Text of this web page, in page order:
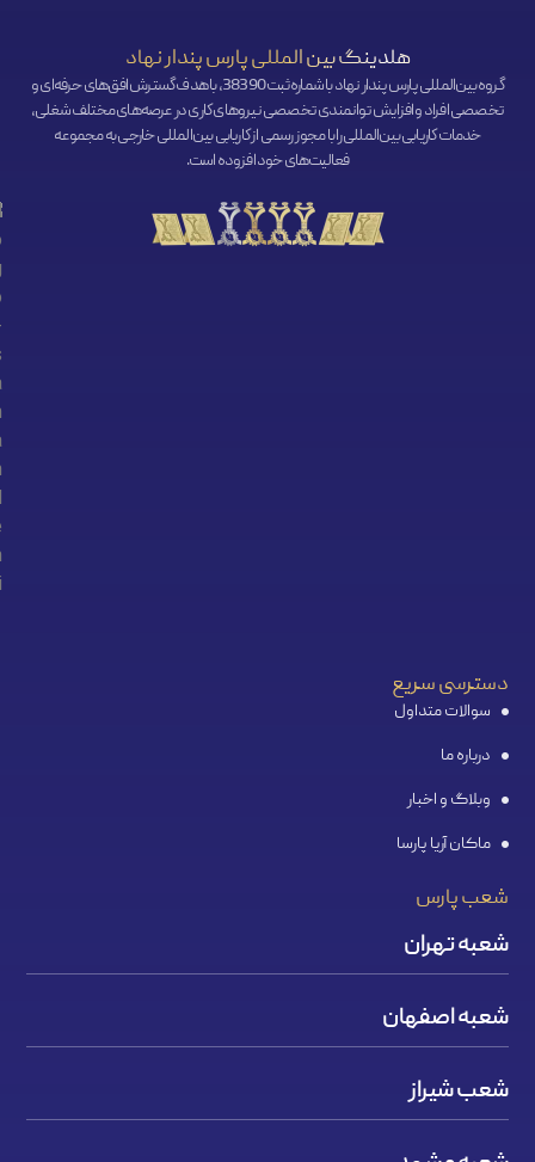
هلدینگ بین المللی پارس پندار نهاد
گروه بین‌المللی پارس پندار نهاد با شماره ثبت 38390، با هدف گسترش افق‌‌های حرفه‌ای و
تخصصی افراد و افزایش توانمندی تخصصی نیروهای کاری در عرصه‌های مختلف شغلی،
خدمات کاریابی بین‌المللی را با مجوز رسمی از کاریابی بین‌المللی خارجی به مجموعه
فعالیت‌های خود افزوده است.
دسترسی سریع
سوالات متداول
درباره ما
وبلاگ و اخبار
ماکان آریا پارسا
شعب پارس
شعبه تهران
شعبه اصفهان
شعب شیراز